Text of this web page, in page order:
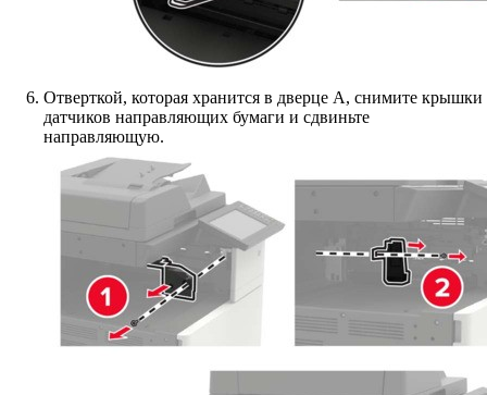
Отверткой, которая хранится в дверце A, снимите крышки
датчиков направляющих бумаги и сдвиньте
направляющую.